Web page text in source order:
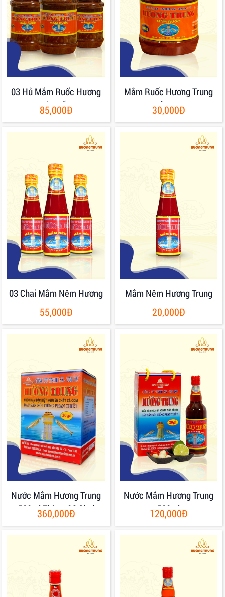
03 Hủ Mắm Ruốc Hương
Trung Pha Sẵn 400gr
85,000Đ
Mắm Ruốc Hương Trung
Hủ 400g
30,000Đ
03 Chai Mắm Nêm Hương
Trung 250gr
55,000Đ
Mắm Nêm Hương Trung
250gr
20,000Đ
Nước Mắm Hương Trung
500ml Thùng 06 Chai
360,000Đ
Nước Mắm Hương Trung
500ml
120,000Đ